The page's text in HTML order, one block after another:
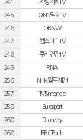
241
지방자치TV
245
ONN닥터TV
246
OBS W
247
헬스메디TV
248
쿠키건강TV
249
RNA
256
NHK월드재팬
257
TV5monde
259
Eurosport
260
Discovery
262
BBC Earth